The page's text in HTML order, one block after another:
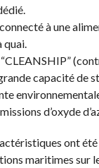
à une
quai.
capacité de
d’oxyde
ont
maritimes sur